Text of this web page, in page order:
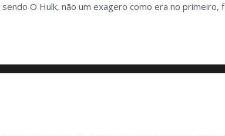
O Hulk, não um exagero como era no